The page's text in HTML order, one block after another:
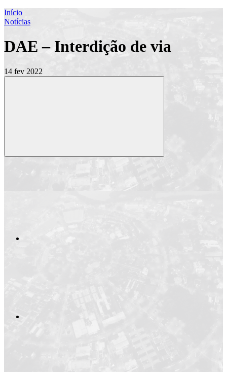
Início
Notícias
DAE – Interdição de via
14 fev 2022
Compartilhar